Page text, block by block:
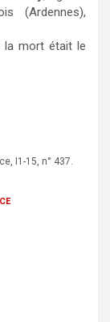
(Ardennes),
la mort était le
I1-15, n° 437.